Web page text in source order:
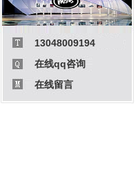
13048009194
在线qq咨询
在线留言